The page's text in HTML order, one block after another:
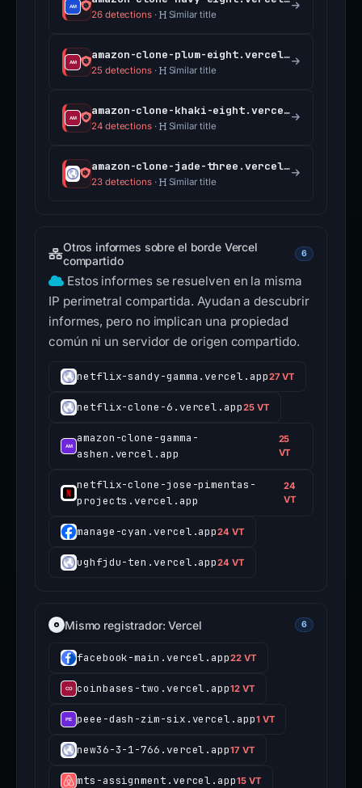
26 detections· Similar title
amazon-clone-plum-eight.vercel.app
25 detections· Similar title
amazon-clone-khaki-eight.vercel.app
24 detections· Similar title
amazon-clone-jade-three.vercel.app
23 detections· Similar title
Otros informes sobre el borde Vercel
compartido
6
Estos informes se resuelven en la misma
IP perimetral compartida. Ayudan a descubrir
informes, pero no implican una propiedad
común ni un servidor de origen compartido.
netflix-sandy-gamma.vercel.app27 VT
netflix-clone-6.vercel.app25 VT
amazon-clone-gamma-
ashen.vercel.app
25
VT
netflix-clone-jose-pimentas-
projects.vercel.app
24
VT
manage-cyan.vercel.app24 VT
ughfjdu-ten.vercel.app24 VT
Mismo registrador: Vercel 6
facebook-main.vercel.app22 VT
coinbases-two.vercel.app12 VT
peee-dash-zim-six.vercel.app1 VT
new36-3-1-766.vercel.app17 VT
mts-assignment.vercel.app15 VT